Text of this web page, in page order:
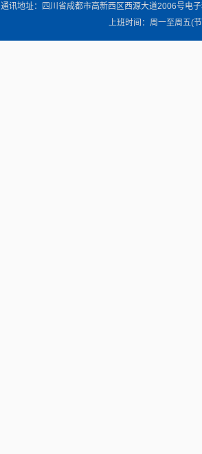
通讯地址：四川省成都市高新西区西源大道2006号电
上班时间：周一至周五(